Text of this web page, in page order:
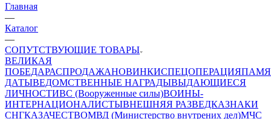
Главная
—
Каталог
—
СОПУТСТВУЮЩИЕ ТОВАРЫ
ВЕЛИКАЯ
ПОБЕДАРАСПРОДАЖАНОВИНКИСПЕЦОПЕРАЦИЯ
ДАТЫВЕДОМСТВЕННЫЕ НАГРАДЫВЫДАЮЩИЕСЯ
ЛИЧНОСТИВС (Вооруженные силы)ВОИНЫ-
ИНТЕРНАЦИОНАЛИСТЫВНЕШНЯЯ РАЗВЕДКАЗНАКИ
СНГКАЗАЧЕСТВОМВД (Министерство внутрених дел)МЧС